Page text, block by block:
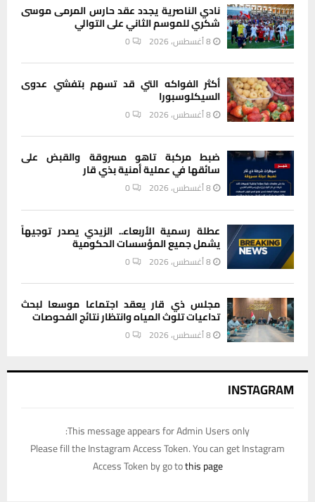
نادي الناصرية يجدد عقد حارس المرمى موسى
شكري للموسم الثاني على التوالي
8 أغسطس، 2026 0
أكثر الفواكه التي قد تسهم بتفشي عدوى
السيكلوسبورا
8 أغسطس، 2026 0
ضبط مركبة تاهو مسروقة والقبض على
سائقها في عملية أمنية بذي قار
8 أغسطس، 2026 0
عطلة رسمية الأربعاء.. الزيدي يصدر توجيهاً
يشمل جميع المؤسسات الحكومية
8 أغسطس، 2026 0
مجلس ذي قار يعقد اجتماعا موسعا لبحث
تداعيات تلوث المياه وانتظار نتائج الفحوصات
8 أغسطس، 2026 0
INSTAGRAM
This message appears for Admin Users only:
Please fill the Instagram Access Token. You can get Instagram
Access Token by go tothis page